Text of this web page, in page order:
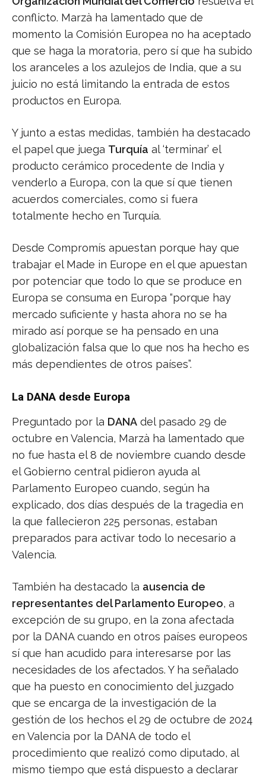
conflicto. Marzà ha lamentado que de
momento la Comisión Europea no ha aceptado
que se haga la moratoria, pero sí que ha subido
los aranceles a los azulejos de India, que a su
juicio no está limitando la entrada de estos
productos en Europa.
Y junto a estas medidas, también ha destacado
el papel que juega Turquía al ‘terminar’ el
producto cerámico procedente de India y
venderlo a Europa, con la que sí que tienen
acuerdos comerciales, como si fuera
totalmente hecho en Turquía.
Desde Compromís apuestan porque hay que
trabajar el Made in Europe en el que apuestan
por potenciar que todo lo que se produce en
Europa se consuma en Europa “porque hay
mercado suficiente y hasta ahora no se ha
mirado así porque se ha pensado en una
globalización falsa que lo que nos ha hecho es
más dependientes de otros países”.
La DANA desde Europa
Preguntado por la DANA del pasado 29 de
octubre en Valencia, Marzà ha lamentado que
no fue hasta el 8 de noviembre cuando desde
el Gobierno central pidieron ayuda al
Parlamento Europeo cuando, según ha
explicado, dos días después de la tragedia en
la que fallecieron 225 personas, estaban
preparados para activar todo lo necesario a
Valencia.
También ha destacado la ausencia de
representantes del Parlamento Europeo, a
excepción de su grupo, en la zona afectada
por la DANA cuando en otros países europeos
sí que han acudido para interesarse por las
necesidades de los afectados. Y ha señalado
que ha puesto en conocimiento del juzgado
que se encarga de la investigación de la
gestión de los hechos el 29 de octubre de 2024
en Valencia por la DANA de todo el
procedimiento que realizó como diputado, al
mismo tiempo que está dispuesto a declarar